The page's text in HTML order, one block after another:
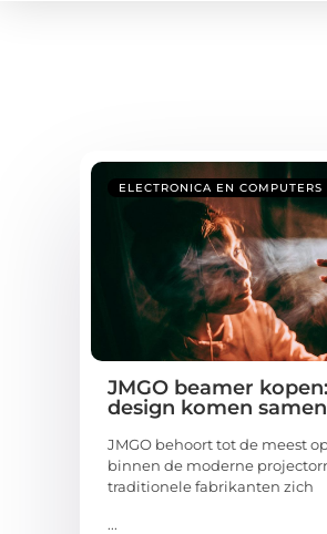
ELECTRONICA EN COMPUTERS
JMGO beamer
design komen samen
JMGO behoort tot de meest
binnen de moderne
traditionele fabrikanten zich
...